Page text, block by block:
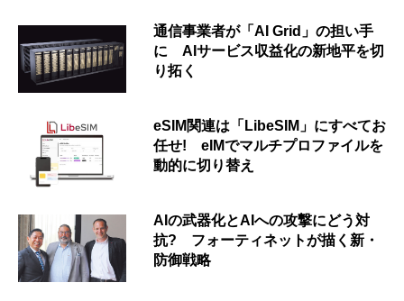
通信事業者が「AI Grid」の担い手
に AIサービス収益化の新地平を切
り拓く
eSIM関連は「LibeSIM」にすべてお
任せ! eIMでマルチプロファイルを
動的に切り替え
AIの武器化とAIへの攻撃にどう対
抗? フォーティネットが描く新・
防御戦略